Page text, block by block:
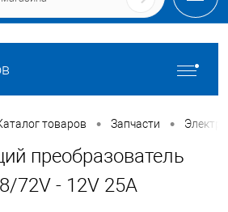
товаров • Запчасти •
преобразователь
72V - 12V 25A